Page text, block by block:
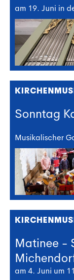
am 19. Juni in
Sonntag
Musikalischer
Matinee -
am 4. Juni um